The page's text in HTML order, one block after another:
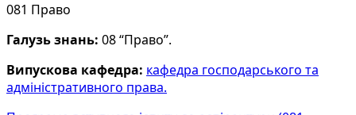
081 Право
Галузь знань: 08 “Право”.
Випускова кафедра: кафедра господарського та
адміністративного права.